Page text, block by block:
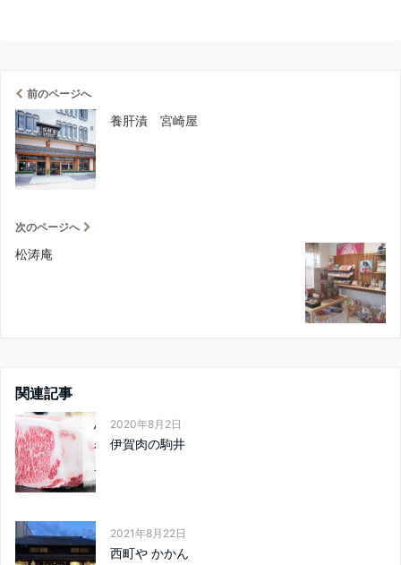
前のページへ
養肝漬 宮崎屋
次のページへ
松涛庵
関連記事
2020年8月2日
伊賀肉の駒井
2021年8月22日
西町や かかん